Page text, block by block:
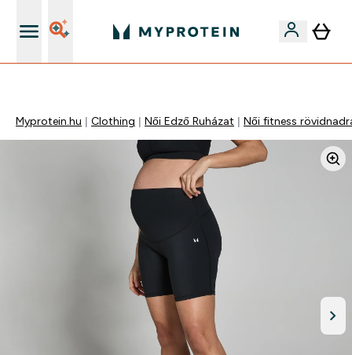
Myprotein.hu Clothing Női Edző Ruházat Női fitness